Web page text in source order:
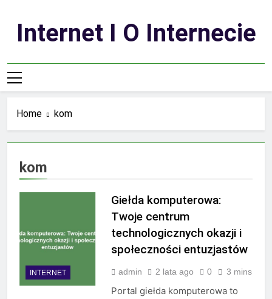
contentInternet I O Internecie
Home kom
kom
INTERNET
Giełda komputerowa:
Twoje centrum
technologicznych okazji i
społeczności entuzjastów
admin 2 lata ago 0 3 mins
Portal giełda komputerowa to